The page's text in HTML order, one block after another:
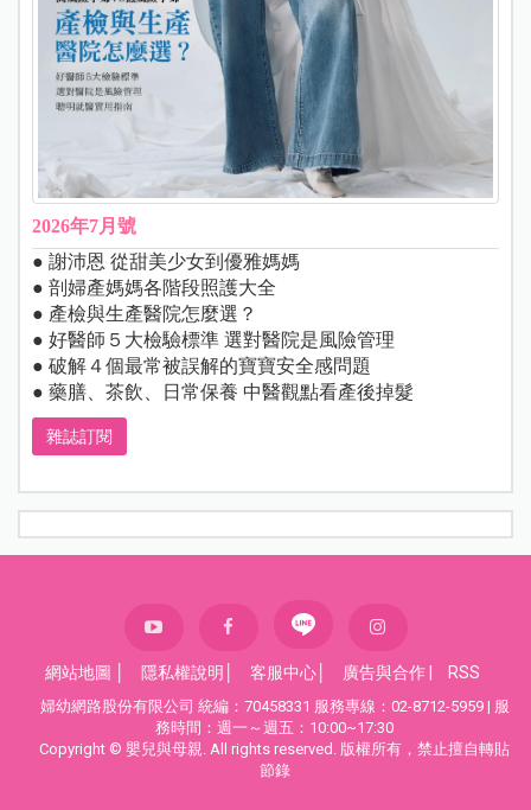
2026年7月號
● 謝沛恩 從甜美少女到優雅媽媽
● 剖婦產媽媽各階段照護大全
● 產檢與生產醫院怎麼選？
● 好醫師５大檢驗標準 選對醫院是風險管理
● 破解４個最常被誤解的寶寶安全感問題
● 藥膳、茶飲、日常保養 中醫觀點看產後掉髮
雜誌訂閱
網站地圖 隱私權說明 客服中心 廣告與合作 RSS
婦幼網路股份有限公司 統編：70458331 服務專線：02-8712-5959 | 服
務時間：週一～週五：10:00~17:30
Copyright © 嬰兒與母親. All rights reserved. 版權所有，禁止擅自轉貼
節錄